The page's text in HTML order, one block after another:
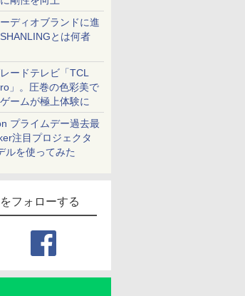
ディオブランドに進
とは何者
ードテレビ「TCL
」。圧巻の色彩美で
ームが極上体験に
プライムデー過去最
注目プロジェクタ
ルを使ってみた
フォローする